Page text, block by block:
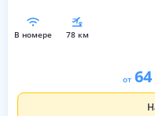
в номере 78 км
от